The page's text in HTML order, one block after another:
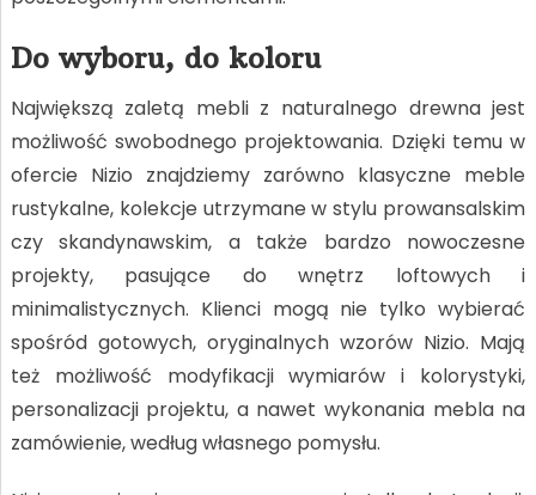
Do wyboru, do koloru
Największą zaletą mebli z naturalnego drewna jest
możliwość swobodnego projektowania. Dzięki temu w
ofercie Nizio znajdziemy zarówno klasyczne meble
rustykalne, kolekcje utrzymane w stylu prowansalskim
czy skandynawskim, a także bardzo nowoczesne
projekty, pasujące do wnętrz loftowych i
minimalistycznych. Klienci mogą nie tylko wybierać
spośród gotowych, oryginalnych wzorów Nizio. Mają
też możliwość modyfikacji wymiarów i kolorystyki,
personalizacji projektu, a nawet wykonania mebla na
zamówienie, według własnego pomysłu.